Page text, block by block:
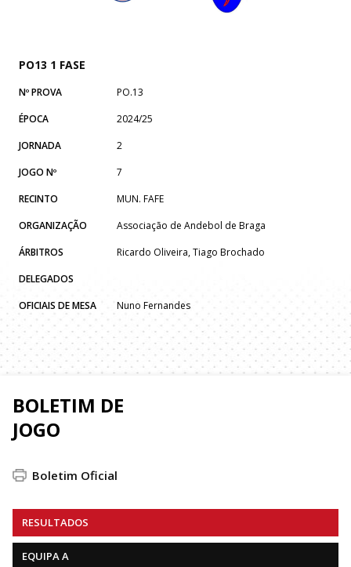
PO13 1 FASE
Nº PROVA
PO.13
ÉPOCA
2024/25
JORNADA
2
JOGO Nº
7
RECINTO
MUN. FAFE
ORGANIZAÇÃO
Associação de Andebol de Braga
ÁRBITROS
Ricardo Oliveira, Tiago Brochado
DELEGADOS
OFICIAIS DE MESA
Nuno Fernandes
BOLETIM DE
JOGO
Boletim Oficial
RESULTADOS
EQUIPA A